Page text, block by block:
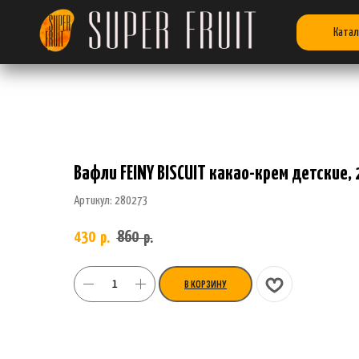
Вафли FEINY BISCUIT какао-крем детские,
Артикул: 280273
430 р. 860 р.
В КОРЗИНУ